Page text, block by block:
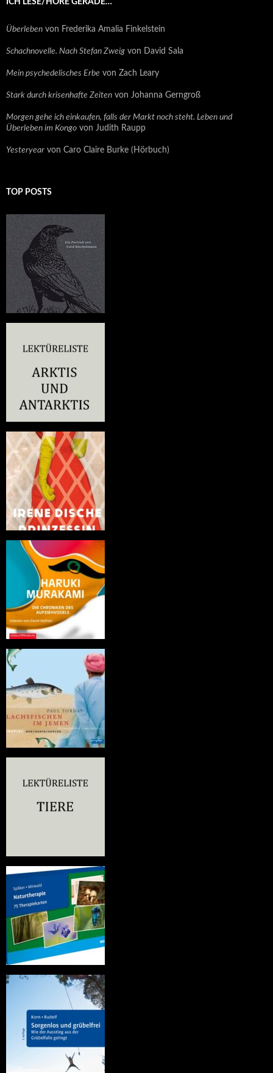
ICH LESE/HÖRE GERADE…
Überleben von Frederika Amalia Finkelstein
Schachnovelle. Nach Stefan Zweig von David Sala
Mein psychedelisches Erbe von Zach Leary
Stark durch krisenhafte Zeiten von Johanna Gerngroß
Morgen gehe ich einkaufen, falls der Markt noch steht. Leben und
Überleben im Kongo von Judith Raupp
Yesteryear von Caro Claire Burke (Hörbuch)
TOP POSTS